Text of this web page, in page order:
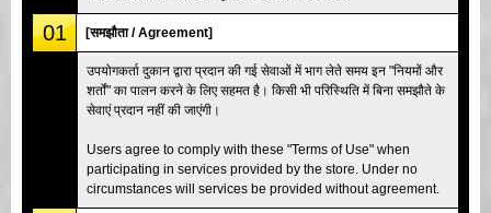
01 [समझौता / Agreement]
उपयोगकर्ता दुकान द्वारा प्रदान की गई सेवाओं में भाग लेते समय इन "नियमों और
शर्तों" का पालन करने के लिए सहमत है। किसी भी परिस्थिति में बिना समझौते के
सेवाएं प्रदान नहीं की जाएंगी।
Users agree to comply with these "Terms of Use" when
participating in services provided by the store. Under no
circumstances will services be provided without agreement.